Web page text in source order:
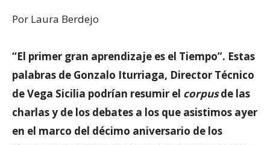
Por Laura Berdejo
“El primer gran aprendizaje es el Tiempo”. Estas
palabras de Gonzalo Iturriaga, Director Técnico
de Vega Sicilia podrían resumir el corpusde las
charlas y de los debates a los que asistimos ayer
en el marco del décimo aniversario de los